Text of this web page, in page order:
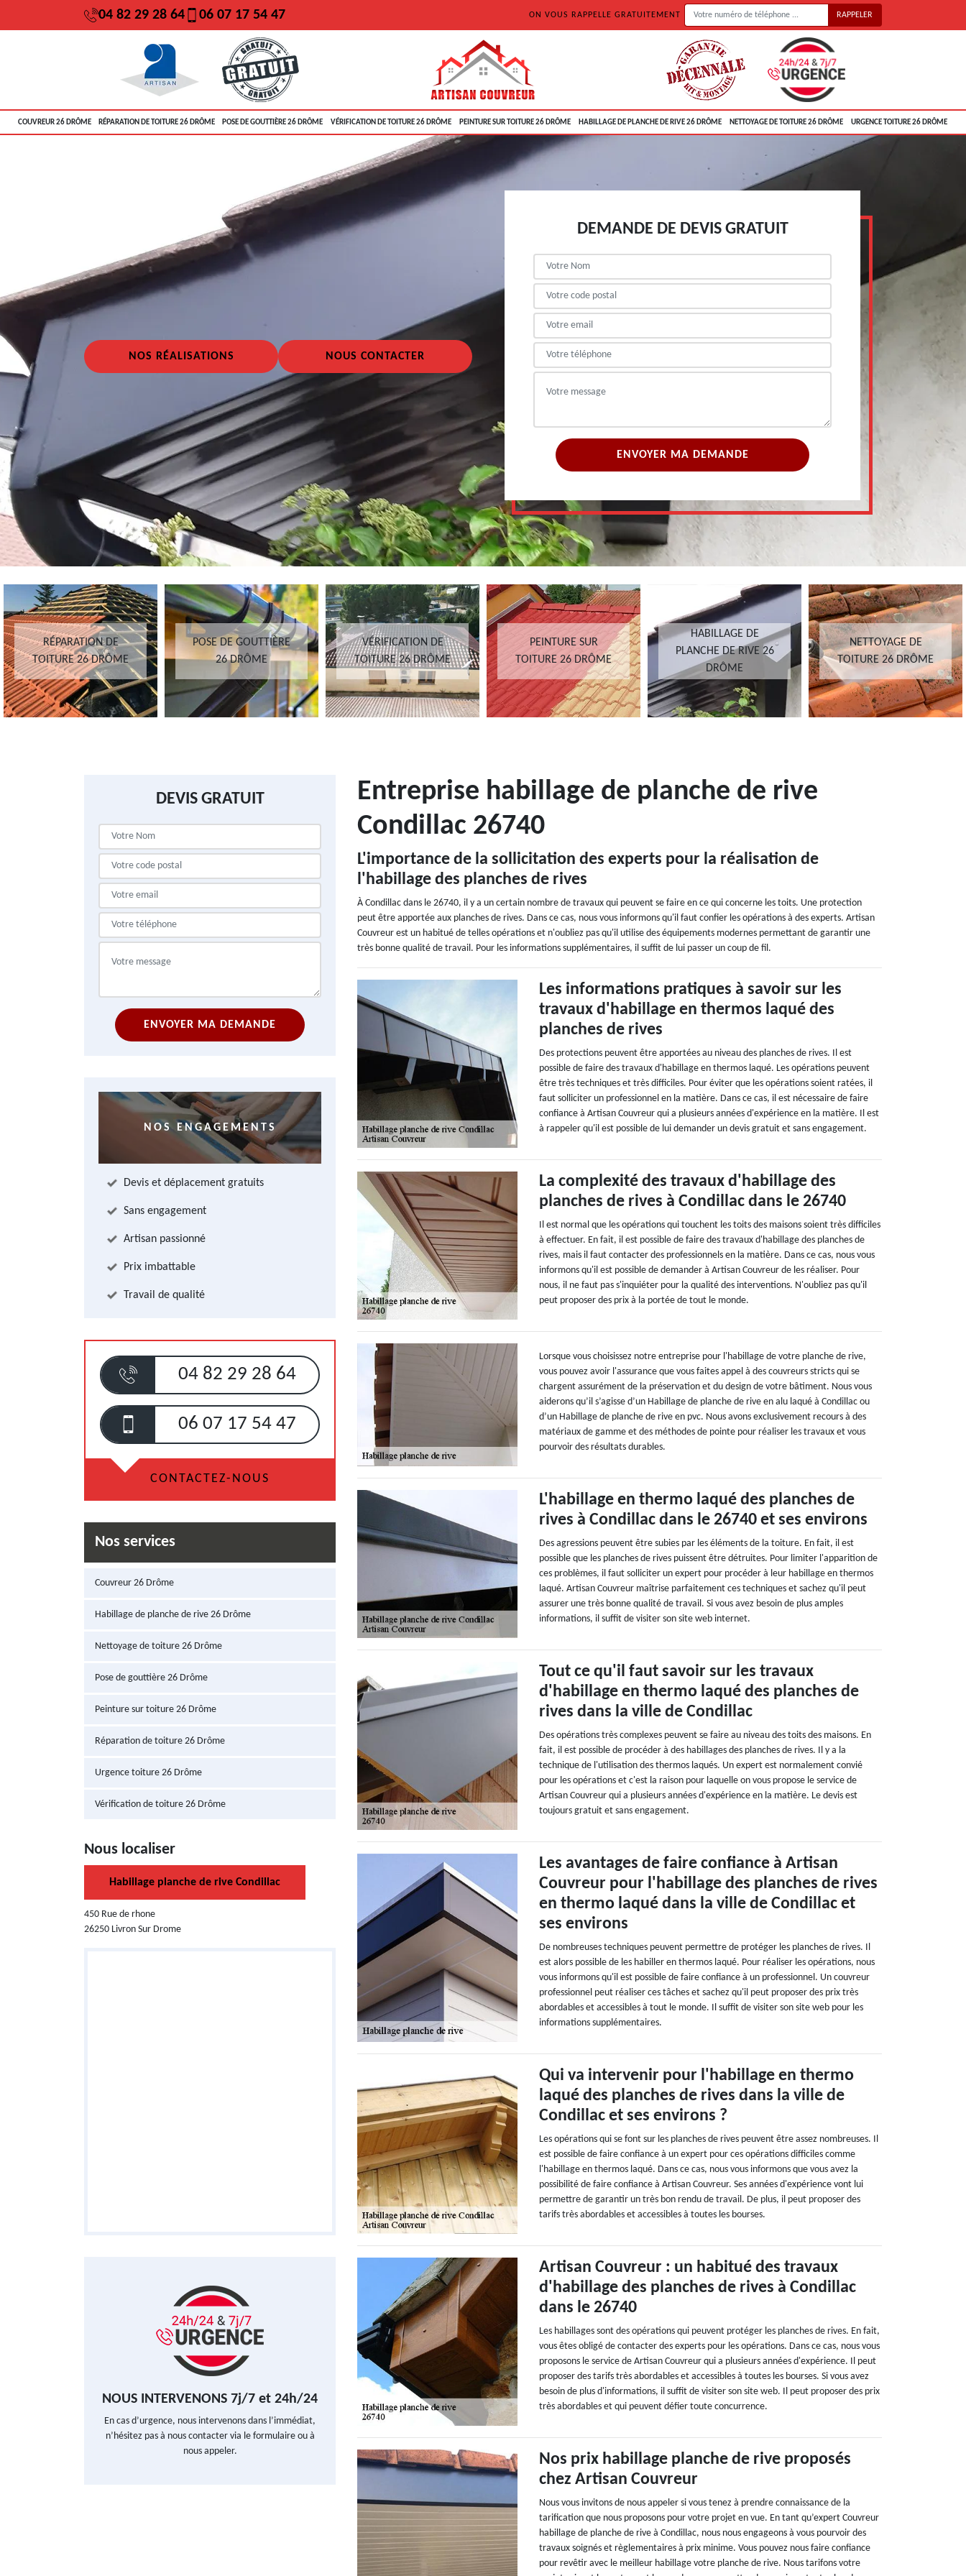
04 82 29 28 64 06 07 17 54 47 ON VOUS RAPPELLE GRATUITEMENT
COUVREUR 26 DRÔME RÉPARATION DE TOITURE 26 DRÔME POSE DE GOUTTIÈRE 26 DRÔME VÉRIFICATION DE TOITURE 26 DRÔME PEINTURE SUR TOITURE 26 DRÔME HABILLAGE DE PLANCHE DE RIVE 26 DRÔME NETTOYAGE DE TOITURE 26 DRÔME URGENCE TOITURE 26 DRÔME
NOS RÉALISATIONS NOUS CONTACTER
DEMANDE DE DEVIS GRATUIT
RÉPARATION DE
TOITURE 26 DRÔME
POSE DE GOUTTIÈRE
26 DRÔME
VÉRIFICATION DE
TOITURE 26 DRÔME
PEINTURE SUR
TOITURE 26 DRÔME
HABILLAGE DE
PLANCHE DE RIVE 26
DRÔME
NETTOYAGE DE
TOITURE 26 DRÔME
DEVIS GRATUIT
NOS ENGAGEMENTS
Devis et déplacement gratuits
Sans engagement
Artisan passionné
Prix imbattable
Travail de qualité
04 82 29 28 64
06 07 17 54 47
CONTACTEZ-NOUS
Nos services
Couvreur 26 Drôme
Habillage de planche de rive 26 Drôme
Nettoyage de toiture 26 Drôme
Pose de gouttière 26 Drôme
Peinture sur toiture 26 Drôme
Réparation de toiture 26 Drôme
Urgence toiture 26 Drôme
Vérification de toiture 26 Drôme
Nous localiser
Habillage planche de rive Condillac
450 Rue de rhone
26250 Livron Sur Drome
NOUS INTERVENONS 7j/7 et 24h/24
En cas d’urgence, nous intervenons dans l’immédiat,
n’hésitez pas à nous contacter via le formulaire ou à
nous appeler.
Entreprise habillage de planche de rive
Condillac 26740
L'importance de la sollicitation des experts pour la réalisation de
l'habillage des planches de rives
À Condillac dans le 26740, il y a un certain nombre de travaux qui peuvent se faire en ce qui concerne les toits. Une protection
peut être apportée aux planches de rives. Dans ce cas, nous vous informons qu'il faut confier les opérations à des experts. Artisan
Couvreur est un habitué de telles opérations et n'oubliez pas qu'il utilise des équipements modernes permettant de garantir une
très bonne qualité de travail. Pour les informations supplémentaires, il suffit de lui passer un coup de fil.
Les informations pratiques à savoir sur les
travaux d'habillage en thermos laqué des
planches de rives
Des protections peuvent être apportées au niveau des planches de rives. Il est
possible de faire des travaux d'habillage en thermos laqué. Les opérations peuvent
être très techniques et très difficiles. Pour éviter que les opérations soient ratées, il
faut solliciter un professionnel en la matière. Dans ce cas, il est nécessaire de faire
confiance à Artisan Couvreur qui a plusieurs années d'expérience en la matière. Il est
à rappeler qu'il est possible de lui demander un devis gratuit et sans engagement.
La complexité des travaux d'habillage des
planches de rives à Condillac dans le 26740
Il est normal que les opérations qui touchent les toits des maisons soient très difficiles
à effectuer. En fait, il est possible de faire des travaux d'habillage des planches de
rives, mais il faut contacter des professionnels en la matière. Dans ce cas, nous vous
informons qu'il est possible de demander à Artisan Couvreur de les réaliser. Pour
nous, il ne faut pas s'inquiéter pour la qualité des interventions. N'oubliez pas qu'il
peut proposer des prix à la portée de tout le monde.
Lorsque vous choisissez notre entreprise pour l'habillage de votre planche de rive,
vous pouvez avoir l'assurance que vous faites appel à des couvreurs stricts qui se
chargent assurément de la préservation et du design de votre bâtiment. Nous vous
aiderons qu’il s’agisse d’un Habillage de planche de rive en alu laqué à Condillac ou
d’un Habillage de planche de rive en pvc. Nous avons exclusivement recours à des
matériaux de gamme et des méthodes de pointe pour réaliser les travaux et vous
pourvoir des résultats durables.
L'habillage en thermo laqué des planches de
rives à Condillac dans le 26740 et ses environs
Des agressions peuvent être subies par les éléments de la toiture. En fait, il est
possible que les planches de rives puissent être détruites. Pour limiter l'apparition de
ces problèmes, il faut solliciter un expert pour procéder à leur habillage en thermos
laqué. Artisan Couvreur maîtrise parfaitement ces techniques et sachez qu'il peut
assurer une très bonne qualité de travail. Si vous avez besoin de plus amples
informations, il suffit de visiter son site web internet.
Tout ce qu'il faut savoir sur les travaux
d'habillage en thermo laqué des planches de
rives dans la ville de Condillac
Des opérations très complexes peuvent se faire au niveau des toits des maisons. En
fait, il est possible de procéder à des habillages des planches de rives. Il y a la
technique de l'utilisation des thermos laqués. Un expert est normalement convié
pour les opérations et c'est la raison pour laquelle on vous propose le service de
Artisan Couvreur qui a plusieurs années d'expérience en la matière. Le devis est
toujours gratuit et sans engagement.
Les avantages de faire confiance à Artisan
Couvreur pour l'habillage des planches de rives
en thermo laqué dans la ville de Condillac et
ses environs
De nombreuses techniques peuvent permettre de protéger les planches de rives. Il
est alors possible de les habiller en thermos laqué. Pour réaliser les opérations, nous
vous informons qu'il est possible de faire confiance à un professionnel. Un couvreur
professionnel peut réaliser ces tâches et sachez qu'il peut proposer des prix très
abordables et accessibles à tout le monde. Il suffit de visiter son site web pour les
informations supplémentaires.
Qui va intervenir pour l'habillage en thermo
laqué des planches de rives dans la ville de
Condillac et ses environs ?
Les opérations qui se font sur les planches de rives peuvent être assez nombreuses. Il
est possible de faire confiance à un expert pour ces opérations difficiles comme
l'habillage en thermos laqué. Dans ce cas, nous vous informons que vous avez la
possibilité de faire confiance à Artisan Couvreur. Ses années d'expérience vont lui
permettre de garantir un très bon rendu de travail. De plus, il peut proposer des
tarifs très abordables et accessibles à toutes les bourses.
Artisan Couvreur : un habitué des travaux
d'habillage des planches de rives à Condillac
dans le 26740
Les habillages sont des opérations qui peuvent protéger les planches de rives. En fait,
vous êtes obligé de contacter des experts pour les opérations. Dans ce cas, nous vous
proposons le service de Artisan Couvreur qui a plusieurs années d'expérience. Il peut
proposer des tarifs très abordables et accessibles à toutes les bourses. Si vous avez
besoin de plus d'informations, il suffit de visiter son site web. Il peut proposer des prix
très abordables et qui peuvent défier toute concurrence.
Nos prix habillage planche de rive proposés
chez Artisan Couvreur
Nous vous invitons de nous appeler si vous tenez à prendre connaissance de la
tarification que nous proposons pour votre projet en vue. En tant qu’expert Couvreur
habillage de planche de rive à Condillac, nous nous engageons à vous pourvoir des
travaux soignés et règlementaires à prix minime. Vous pouvez nous faire confiance
pour revêtir avec le meilleur habillage votre planche de rive. Nous tarifons votre